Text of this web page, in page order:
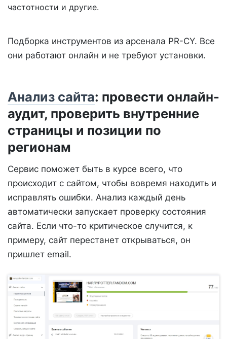
частотности и другие.
Подборка инструментов из арсенала PR-CY. Все
они работают онлайн и не требуют установки.
Анализ сайта: провести онлайн-
аудит, проверить внутренние
страницы и позиции по
регионам
Сервис поможет быть в курсе всего, что
происходит с сайтом, чтобы вовремя находить и
исправлять ошибки. Анализ каждый день
автоматически запускает проверку состояния
сайта. Если что-то критическое случится, к
примеру, сайт перестанет открываться, он
пришлет email.